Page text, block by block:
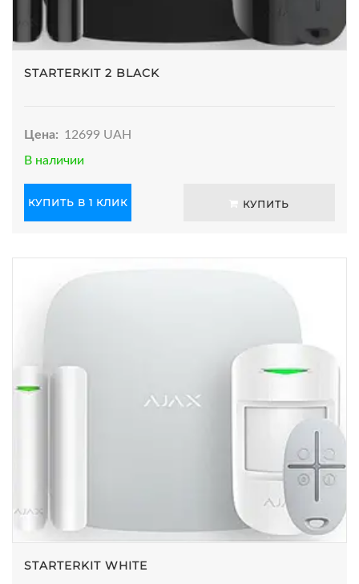
STARTERKIT 2 BLACK
Цена: 12699 UAH
В наличии
КУПИТЬ В 1 КЛИК КУПИТЬ
STARTERKIT WHITE